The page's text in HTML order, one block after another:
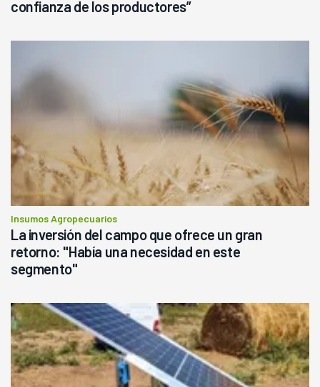
confianza de los productores”
Insumos Agropecuarios
La inversión del campo que ofrece un gran
retorno: "Había una necesidad en este
segmento"